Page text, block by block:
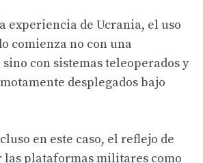
experiencia de Ucrania, el uso
comienza no con una
con sistemas teleoperados y
desplegados bajo
en este caso, el reflejo de
las plataformas militares como